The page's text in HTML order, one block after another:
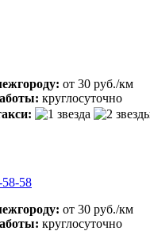
от 30 руб./км
круглосуточно
58
от 30 руб./км
круглосуточно